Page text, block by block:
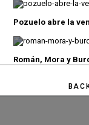
Pozuelo abre la
Román, Mora y